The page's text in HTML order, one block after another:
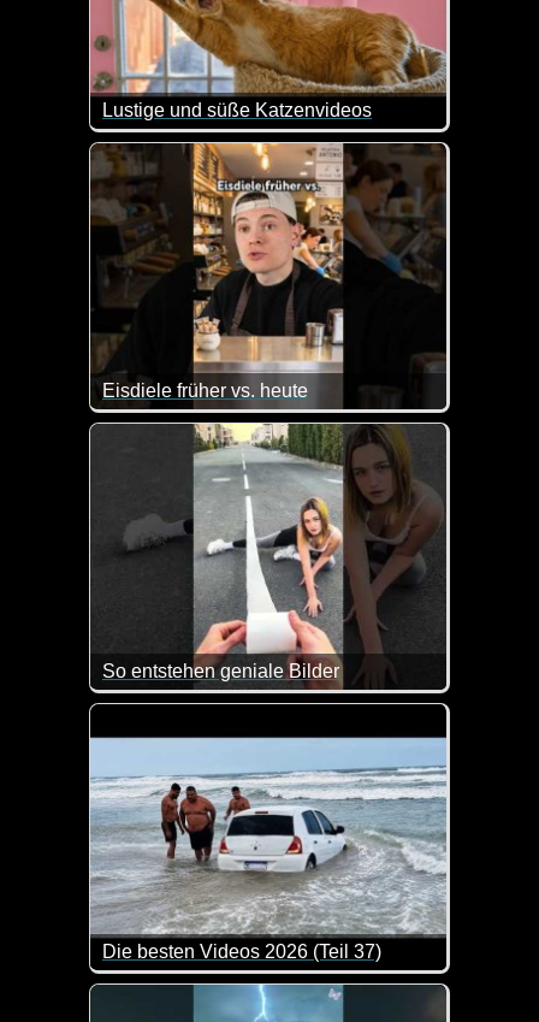
Lustige und süße Katzenvideos
Ein weiterer Teil dieser lustigen Videos mit
Eisdiele früher vs. heute
Ja, Eissorten aussuchen ist mittlerweile nicht
So entstehen geniale Bilder
Die besten Videos 2026 (Teil 37)
Eine tolle Zusammenstellung von lustigen